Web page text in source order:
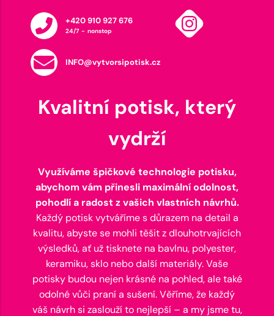
+420 910 927 676
24/7 - nonstop
INFO@vytvorsipotisk.cz
Kvalitní potisk, který
vydrží
Využíváme špičkové technologie potisku,
abychom vám přinesli maximální odolnost,
pohodlí a radost z vašich vlastních návrhů.
Každý potisk vytváříme s důrazem na detail a
kvalitu, abyste se mohli těšit z dlouhotrvajících
výsledků, ať už tisknete na bavlnu, polyester,
keramiku, sklo nebo další materiály. Vaše
potisky budou nejen krásné na pohled, ale také
odolné vůči praní a sušení. Věříme, že každý
váš návrh si zaslouží to nejlepší – a my jsme tu,